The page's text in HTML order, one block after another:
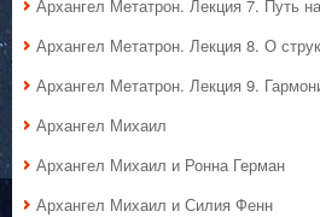
Архангел Метатрон. Лекция 7. Путь
Архангел Метатрон. Лекция 8. О
Архангел Метатрон. Лекция 9.
Архангел Михаил
Архангел Михаил и Ронна Герман
Архангел Михаил и Силия Фенн